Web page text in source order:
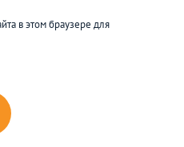
в этом браузере для